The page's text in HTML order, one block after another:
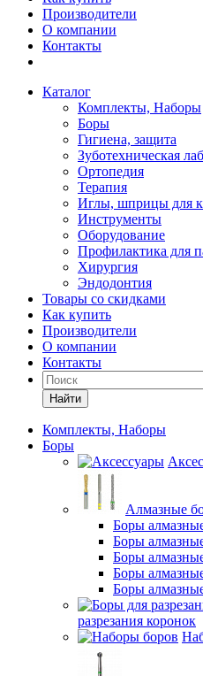
Производители
О компании
Контакты
Каталог
Комплекты, Наборы
Боры
Гигиена, защита
Зуботехническая
Ортопедия
Терапия
Иглы, шприцы для
Инструменты
Оборудование
Профилактика для
Хирургия
Эндодонтия
Товары со скидками
Как купить
Производители
О компании
Контакты
Найти
Комплекты, Наборы
Боры
Алмазные
Боры
Боры
Боры
Боры
Боры
разрезания коронок